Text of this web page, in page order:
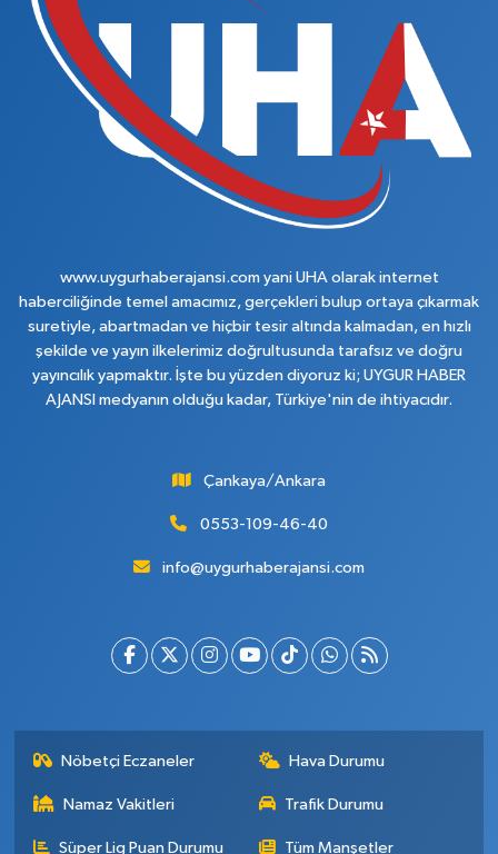
www.uygurhaberajansi.com yani UHA olarak internet
haberciliğinde temel amacımız, gerçekleri bulup ortaya çıkarmak
suretiyle, abartmadan ve hiçbir tesir altında kalmadan, en hızlı
şekilde ve yayın ilkelerimiz doğrultusunda tarafsız ve doğru
yayıncılık yapmaktır. İşte bu yüzden diyoruz ki; UYGUR HABER
AJANSI medyanın olduğu kadar, Türkiye'nin de ihtiyacıdır.
Çankaya/Ankara
0553-109-46-40
info@uygurhaberajansi.com
Nöbetçi Eczaneler Hava Durumu
Namaz Vakitleri Trafik Durumu
Süper Lig Puan Durumu Tüm Manşetler